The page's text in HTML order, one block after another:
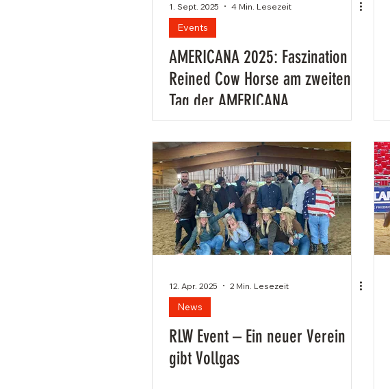
1. Sept. 2025 4 Min. Lesezeit
Events
AMERICANA 2025: Faszination
Reined Cow Horse am zweiten
Tag der AMERICANA
12. Apr. 2025 2 Min. Lesezeit
News
RLW Event – Ein neuer Verein
gibt Vollgas